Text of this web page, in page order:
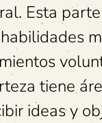
Esta
tiene
ideas y